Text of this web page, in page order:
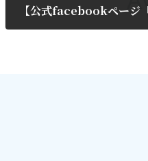
【公式facebookページ